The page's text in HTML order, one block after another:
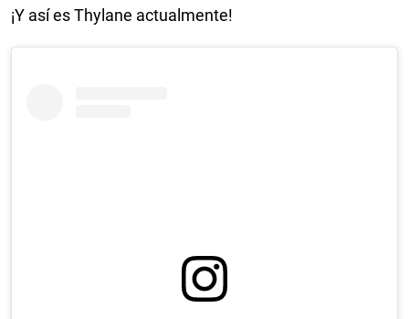
¡Y así es Thylane actualmente!